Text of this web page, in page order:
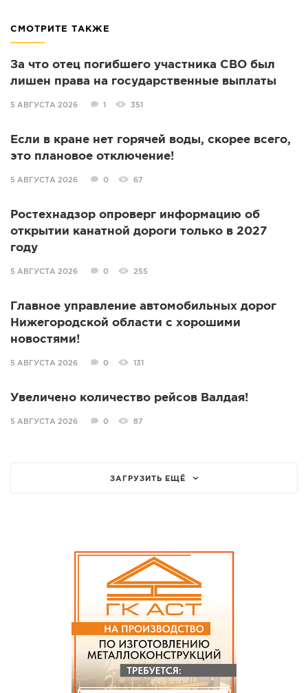
СМОТРИТЕ ТАКЖЕ
За что отец погибшего участника СВО был
лишен права на государственные выплаты
5 АВГУСТА 2026 1 351
Если в кране нет горячей воды, скорее всего,
это плановое отключение!
5 АВГУСТА 2026 0 67
Ростехнадзор опроверг информацию об
открытии канатной дороги только в 2027
году
5 АВГУСТА 2026 0 255
Главное управление автомобильных дорог
Нижегородской области с хорошими
новостями!
5 АВГУСТА 2026 0 131
Увеличено количество рейсов Валдая!
5 АВГУСТА 2026 0 87
ЗАГРУЗИТЬ ЕЩЁ